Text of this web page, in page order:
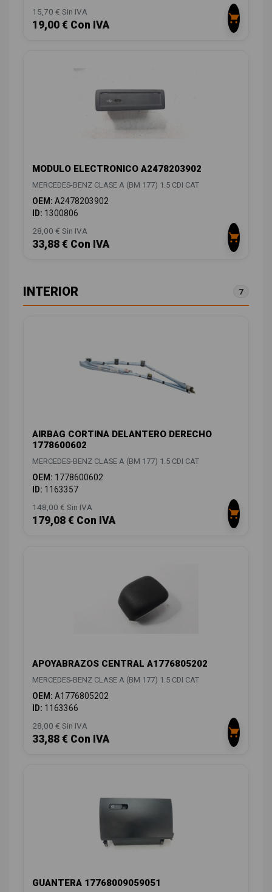
15,70 € Sin IVA
19,00 € Con IVA
MODULO ELECTRONICO A2478203902
MERCEDES-BENZ CLASE A (BM 177) 1.5 CDI CAT
OEM: A2478203902
ID: 1300806
28,00 € Sin IVA
33,88 € Con IVA
INTERIOR 7
AIRBAG CORTINA DELANTERO DERECHO
1778600602
MERCEDES-BENZ CLASE A (BM 177) 1.5 CDI CAT
OEM: 1778600602
ID: 1163357
148,00 € Sin IVA
179,08 € Con IVA
APOYABRAZOS CENTRAL A1776805202
MERCEDES-BENZ CLASE A (BM 177) 1.5 CDI CAT
OEM: A1776805202
ID: 1163366
28,00 € Sin IVA
33,88 € Con IVA
GUANTERA 17768009059051